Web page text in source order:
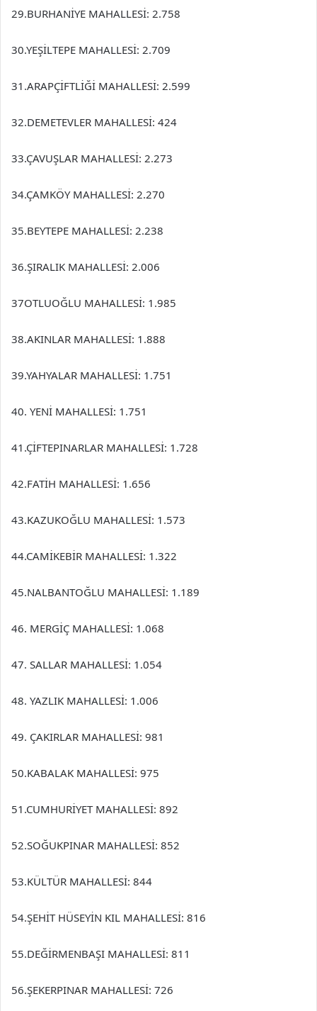
29.BURHANİYE MAHALLESİ: 2.758
30.YEŞİLTEPE MAHALLESİ: 2.709
31.ARAPÇİFTLİĞİ MAHALLESİ: 2.599
32.DEMETEVLER MAHALLESİ: 424
33.ÇAVUŞLAR MAHALLESİ: 2.273
34.ÇAMKÖY MAHALLESİ: 2.270
35.BEYTEPE MAHALLESİ: 2.238
36.ŞIRALIK MAHALLESİ: 2.006
37OTLUOĞLU MAHALLESİ: 1.985
38.AKINLAR MAHALLESİ: 1.888
39.YAHYALAR MAHALLESİ: 1.751
40. YENİ MAHALLESİ: 1.751
41.ÇİFTEPINARLAR MAHALLESİ: 1.728
42.FATİH MAHALLESİ: 1.656
43.KAZUKOĞLU MAHALLESİ: 1.573
44.CAMİKEBİR MAHALLESİ: 1.322
45.NALBANTOĞLU MAHALLESİ: 1.189
46. MERGİÇ MAHALLESİ: 1.068
47. SALLAR MAHALLESİ: 1.054
48. YAZLIK MAHALLESİ: 1.006
49. ÇAKIRLAR MAHALLESİ: 981
50.KABALAK MAHALLESİ: 975
51.CUMHURİYET MAHALLESİ: 892
52.SOĞUKPINAR MAHALLESİ: 852
53.KÜLTÜR MAHALLESİ: 844
54.ŞEHİT HÜSEYİN KIL MAHALLESİ: 816
55.DEĞİRMENBAŞI MAHALLESİ: 811
56.ŞEKERPINAR MAHALLESİ: 726